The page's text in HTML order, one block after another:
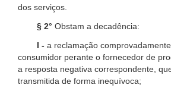
dos serviços.
§ 2° Obstam a decadência:
I - a reclamação
consumidor perante o fornecedor de
a resposta negativa correspondente,
transmitida de forma inequívoca;